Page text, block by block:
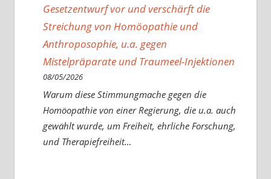
Gesetzentwurf vor und verschärft die
Streichung von Homöopathie und
Anthroposophie, u.a. gegen
Mistelpräparate und Traumeel-Injektionen
08/05/2026
Warum diese Stimmungmache gegen die
Homöopathie von einer Regierung, die u.a. auch
gewählt wurde, um Freiheit, ehrliche Forschung,
und Therapiefreiheit…